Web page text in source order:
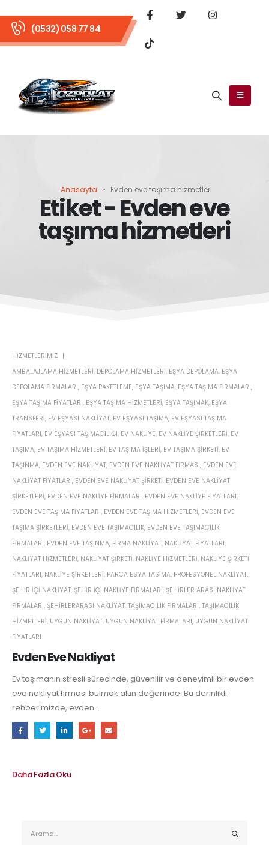
(0532) 058 77 84
Anasayfa » Evden eve taşıma hizmetleri
Etiket - Evden eve
taşıma hizmetleri
Evden Eve Nakliyat
HIZMETLERIMIZ
AMBALAJLAMA HIZMETLERI, DEPOLAMA HIZMETLERI, EŞYA DEPOLAMA, EŞYA
DEPOLAMA FIRMALARI, EŞYA PAKETLEME, EŞYA TAŞIMA, EŞYA TAŞIMA FIRMALARI,
EŞYA TAŞIMA FIYATLARI, EŞYA TAŞIMA HIZMETLERI, EŞYA TAŞIMAK, EŞYA
TRANSFERI, EV EŞYASI NAKLIYAT, EV EŞYASI TAŞIMA, EV EŞYASI TAŞIMA
FIYATLARI, EV EŞYASI TAŞIMACILIĞI, EV NAKLIYE, EV NAKLIYE ŞIRKETLERI, EV
TAŞIMA, EV TAŞIMA HIZMETLERI, EV TAŞIMA IŞLERI, EV TAŞIMA ŞIRKETI, EV
TAŞINMA, EVDEN EVE NAKLIYAT, EVDEN EVE NAKLIYAT FIRMASI, EVDEN EVE
NAKLIYAT FIYATLARI, EVDEN EVE NAKLIYAT ŞIRKETI, EVDEN EVE NAKLIYAT
ŞIRKETLERI, EVDEN EVE NAKLIYE FIRMALARI, EVDEN EVE NAKLIYE FIYATLARI,
EVDEN EVE TAŞIMA FIYATLARI, EVDEN EVE TAŞIMA HIZMETLERI, EVDEN EVE
TAŞIMA ŞIRKETLERI, EVDEN EVE TAŞIMACILIK, EVDEN EVE TAŞIMACILIK
FIRMALARI, EVDEN EVE TAŞINMA, FIRMA NAKLIYAT, NAKLIYAT FIYATLARI,
NAKLIYAT HIZMETLERI, NAKLIYAT ŞIRKETI, NAKLIYE HIZMETLERI, NAKLIYE ŞIRKETI
FIYATLARI, NAKLIYE ŞIRKETLERI, PARCA ESYA TASIMA, PROFESYONEL NAKLIYAT,
ŞEHIR IÇI NAKLIYAT, ŞEHIR IÇI NAKLIYE FIRMALARI, ŞEHIRLER ARASI NAKLIYAT
FIRMALARI, ŞEHIRLERARASI NAKLIYAT, TAŞIMACILIK FIRMALARI, TAŞIMACILIK
HIZMETLERI, UYGUN NAKLIYAT, UYGUN NAKLIYAT FIRMALARI, UYGUN NAKLIYAT
FIYATLARI
Ev taşımanın stresli sürecinde, güvenilir ve deneyimli bir evden
eve nakliyat firması bulmak altın değerinde. Bu derinlikli
rehberimizde, evden...
Daha Fazla Oku